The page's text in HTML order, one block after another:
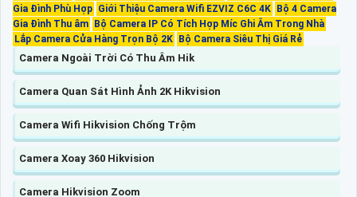
Gia Đình Phù Hợp Giới Thiệu Camera Wifi EZVIZ C6C 4K Bộ 4 Camera
Gia Đình Thu âm Bộ Camera IP Có Tích Hợp Míc Ghi Âm Trong Nhà
Lắp Camera Cửa Hàng Trọn Bộ 2K Bộ Camera Siêu Thị Giá Rẻ
Camera Ngoài Trời Có Thu Âm Hik
Camera Quan Sát Hình Ảnh 2K Hikvision
Camera Wifi Hikvision Chống Trộm
Camera Xoay 360 Hikvision
Camera Hikvision Zoom